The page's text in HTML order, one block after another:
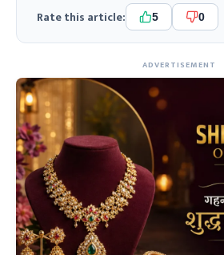
Rate this article: 5 0
ADVERTISEMENT